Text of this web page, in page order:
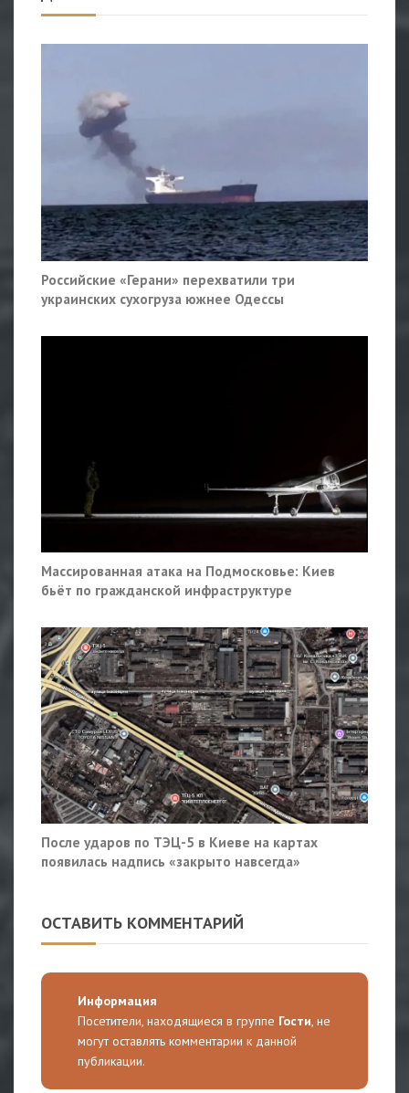
Российские «Герани» перехватили три
украинских сухогруза южнее Одессы
Массированная атака на Подмосковье: Киев
бьёт по гражданской инфраструктуре
После ударов по ТЭЦ-5 в Киеве на картах
появилась надпись «закрыто навсегда»
ОСТАВИТЬ КОММЕНТАРИЙ
Информация
Посетители, находящиеся в группе Гости, не
могут оставлять комментарии к данной
публикации.